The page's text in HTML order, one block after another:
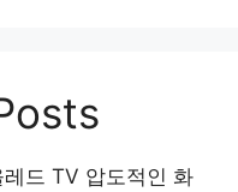
드 TV 압도적인 화